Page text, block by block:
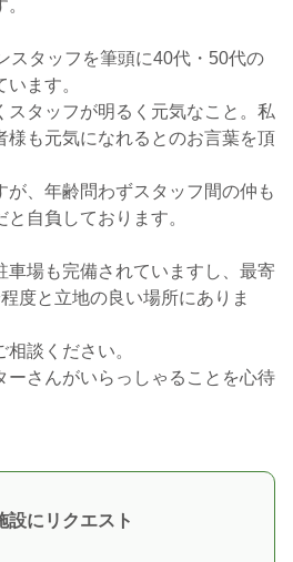
スタッフを筆頭に40代・50代の
ます。
スタッフが明るく元気なこと。私
様も元気になれるとのお言葉を頂
が、年齢問わずスタッフ間の仲も
自負しております。
車場も完備されていますし、最寄
度と立地の良い場所にありま
談ください。
ーさんがいらっしゃることを心待
設にリクエスト